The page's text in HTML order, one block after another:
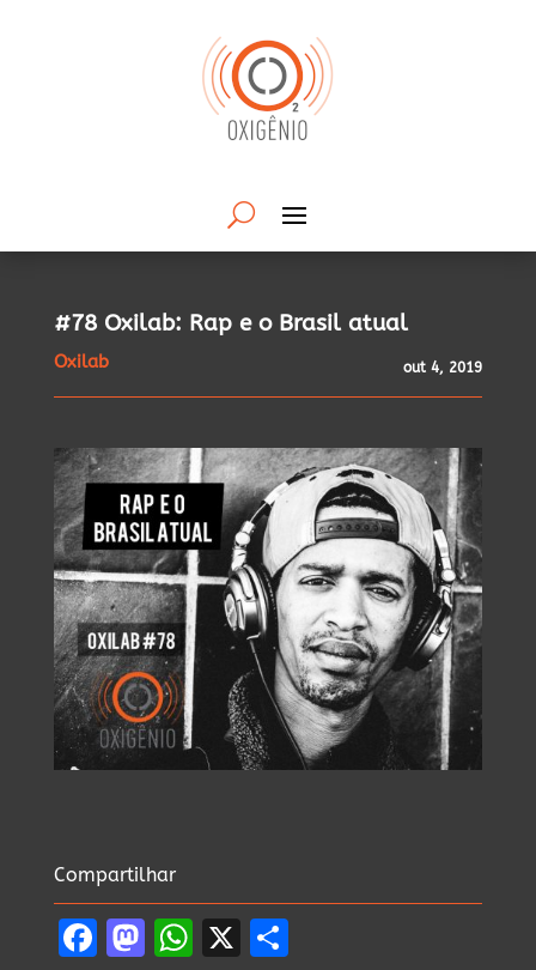
#78 Oxilab: Rap e o Brasil atual
Oxilab out 4, 2019
Compartilhar
Facebook
Mastodon
WhatsApp
X Share